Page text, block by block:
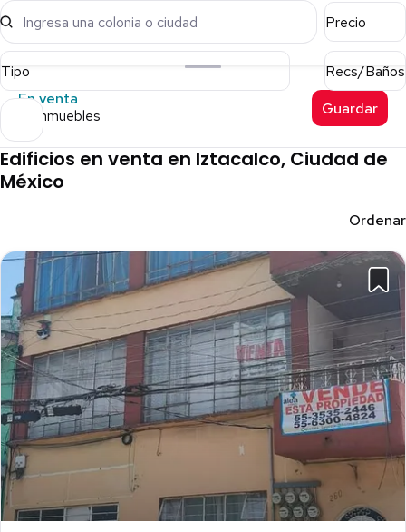
Ingresa una colonia o ciudad Precio
Tipo
Recs/Baños
En venta
22 inmuebles Guardar
Edificios en venta en Iztacalco, Ciudad de
México
Ordenar